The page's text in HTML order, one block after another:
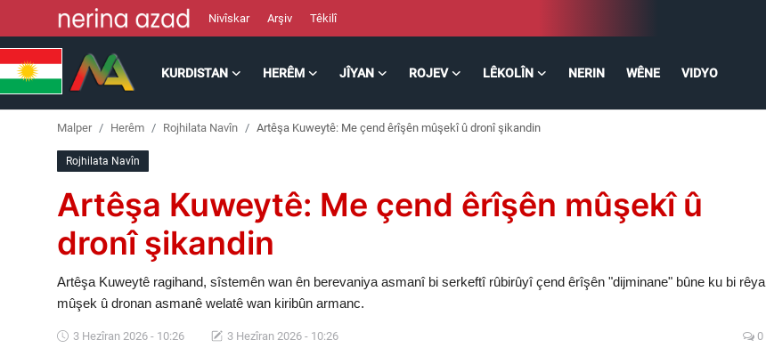
Nivîskar Arşiv Têkilî
KURDISTAN HERÊM JÎYAN ROJEV LÊKOLÎN NERIN WÊNE VIDYO
Lêkolîn
Malper Herêm Rojhilata Navîn Artêşa Kuweytê: Me çend êrîşên mûşekî û dronî şikandin
Rojhilata Navîn
Artêşa Kuweytê: Me çend êrîşên mûşekî û
dronî şikandin
Artêşa Kuweytê ragihand, sîstemên wan ên berevaniya asmanî bi serkeftî rûbirûyî çend êrîşên "dijminane" bûne ku bi rêya
mûşek û dronan asmanê welatê wan kiribûn armanc.
3 Hezîran 2026 - 10:26 3 Hezîran 2026 - 10:26 0